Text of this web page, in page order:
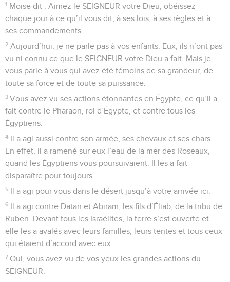
1 Moïse dit : Aimez le SEIGNEUR votre Dieu, obéissez
chaque jour à ce qu’il vous dit, à ses lois, à ses règles et à
ses commandements.
2 Aujourd’hui, je ne parle pas à vos enfants. Eux, ils n’ont pas
vu ni connu ce que le SEIGNEUR votre Dieu a fait. Mais je
vous parle à vous qui avez été témoins de sa grandeur, de
toute sa force et de toute sa puissance.
3 Vous avez vu ses actions étonnantes en Égypte, ce qu’il a
fait contre le Pharaon, roi d’Égypte, et contre tous les
Égyptiens.
4 Il a agi aussi contre son armée, ses chevaux et ses chars.
En effet, il a ramené sur eux l’eau de la mer des Roseaux,
quand les Égyptiens vous poursuivaient. Il les a fait
disparaître pour toujours.
5 Il a agi pour vous dans le désert jusqu’à votre arrivée ici.
6 Il a agi contre Datan et Abiram, les fils d’Éliab, de la tribu de
Ruben. Devant tous les Israélites, la terre s’est ouverte et
elle les a avalés avec leurs familles, leurs tentes et tous ceux
qui étaient d’accord avec eux.
7 Oui, vous avez vu de vos yeux les grandes actions du
SEIGNEUR.